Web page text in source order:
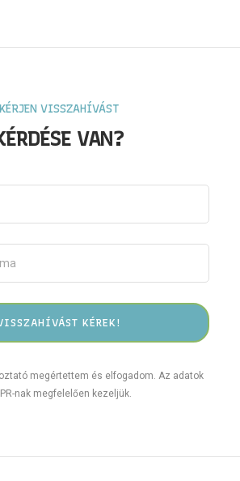
KÉRJEN VISSZAHÍVÁST
VAN?
megértettem és elfogadom. Az adatok
nak megfelelően kezeljük.